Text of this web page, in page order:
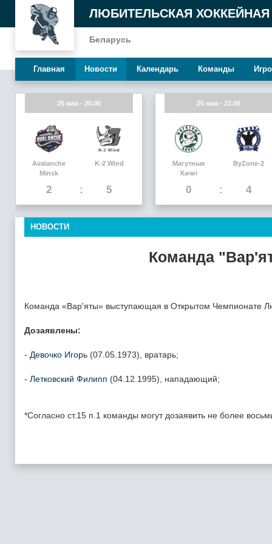
ЛЮБИТЕЛЬСКАЯ ХОККЕЙНАЯ
Беларусь
Главная Новости Календарь Команды
25 мая - 20.00
Avalanche
Minsk
2
K-2 Wind
5
25 мая - 22.00
Магутныя
Качкi
0
ByZone-2
4
НОВОСТИ
Команда
Команда «Вар'яты» выступающая в Открытом Чемпионате
Дозаявлены:
- Девочко Игорь (07.05.1973), вратарь;
- Летковский Филипп (04.12.1995), нападающий;
*Согласно ст.15 п.1 команды могут дозаявить не более